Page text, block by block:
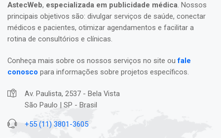
AstecWeb, especializada em publicidade médica. Nossos
principais objetivos são: divulgar serviços de saúde, conectar
médicos e pacientes, otimizar agendamentos e facilitar a
rotina de consultórios e clínicas.
Conheça mais sobre os nossos serviços no site oufale
conosco para informações sobre projetos específicos.
Av. Paulista, 2537 - Bela Vista
São Paulo | SP - Brasil
+55 (11) 3801-3605